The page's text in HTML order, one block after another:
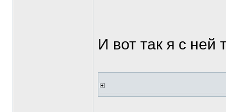
И вот так я с ней